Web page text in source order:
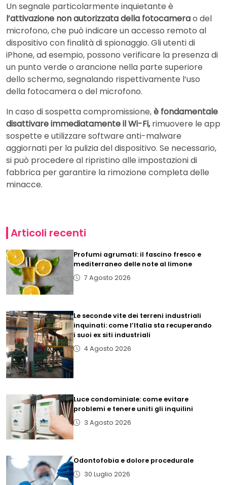
Un segnale particolarmente inquietante è
l’attivazione non autorizzata della fotocamerao del
microfono, che può indicare un accesso remoto al
dispositivo con finalità di spionaggio. Gli utenti di
iPhone, ad esempio, possono verificare la presenza di
un punto verde o arancione nella parte superiore
dello schermo, segnalando rispettivamente l’uso
della fotocamera o del microfono.
In caso di sospetta compromissione,è fondamentale
disattivare immediatamente il Wi-Fi,rimuovere le app
sospette e utilizzare software anti-malware
aggiornati per la pulizia del dispositivo. Se necessario,
si può procedere al ripristino alle impostazioni di
fabbrica per garantire la rimozione completa delle
minacce.
Articoli recenti
Profumi agrumati: il fascino fresco e
mediterraneo delle note al limone
7 Agosto 2026
Le seconde vite dei terreni industriali
inquinati: come l’Italia sta recuperando
i suoi ex siti industriali
4 Agosto 2026
Luce condominiale: come evitare
problemi e tenere uniti gli inquilini
3 Agosto 2026
Odontofobia e dolore procedurale
30 Luglio 2026